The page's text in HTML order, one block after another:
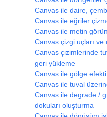
Canvas ile daire,
Canvas ile eğriler
Canvas ile metin
Canvas çizgi uçları
Canvas çizimlerinde
geri yükleme
Canvas ile gölge
Canvas ile tuval
Canvas ile degrade /
dokuları oluşturma